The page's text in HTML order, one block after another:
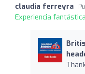
claudia ferreyra
Experiencia